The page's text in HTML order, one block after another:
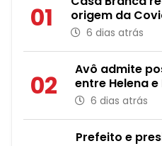
01
origem da
6 dias atrás
02
Avô admite
entre Helena e
6 dias atrás
Prefeito e